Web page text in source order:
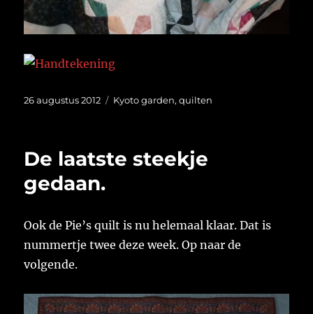
Geplaatst
26 augustus 2012 Categorieën
Kyoto garden,quilten
De laatste steekje
gedaan.
Ook de Pie’s quilt is nu helemaal klaar. Dat is
nummertje twee deze week. Op naar de
volgende.